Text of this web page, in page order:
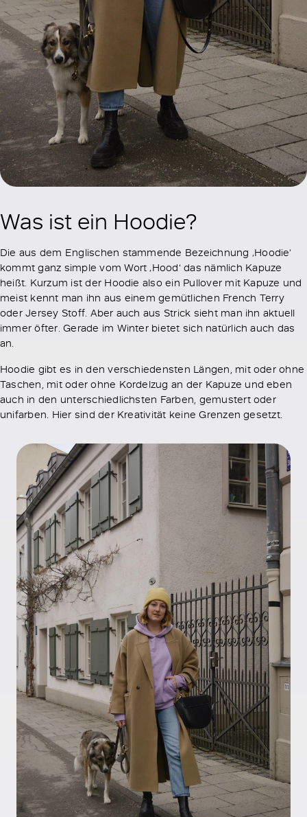
Was ist ein Hoodie?
Die aus dem Englischen stammende Bezeichnung ‚Hoodie‘
kommt ganz simple vom Wort ‚Hood‘ das nämlich Kapuze
heißt. Kurzum ist der Hoodie also ein Pullover mit Kapuze und
meist kennt man ihn aus einem gemütlichen French Terry
oder Jersey Stoff. Aber auch aus Strick sieht man ihn aktuell
immer öfter. Gerade im Winter bietet sich natürlich auch das
an.
Hoodie gibt es in den verschiedensten Längen, mit oder ohne
Taschen, mit oder ohne Kordelzug an der Kapuze und eben
auch in den unterschiedlichsten Farben, gemustert oder
unifarben. Hier sind der Kreativität keine Grenzen gesetzt.